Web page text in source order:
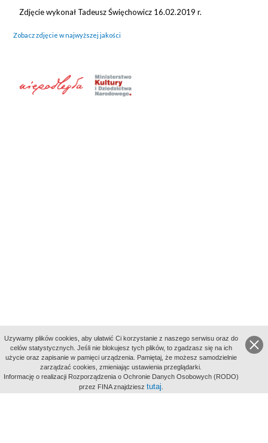
Zdjęcie wykonał Tadeusz Święchowicz 16.02.2019 r.
Zobacz zdjęcie w najwyższej jakości
aktywności
Uzywamy plików cookies, aby ułatwić Ci korzystanie z naszego serwisu oraz do
celów statystycznych. Jeśli nie blokujesz tych plików, to zgadzasz się na ich
użycie oraz zapisanie w pamięci urządzenia. Pamiętaj, że możesz samodzielnie
zarządzać cookies, zmieniając ustawienia przeglądarki.
Informację o realizacji Rozporządzenia o Ochronie Danych Osobowych (RODO)
przez FINA znajdziesz tutaj